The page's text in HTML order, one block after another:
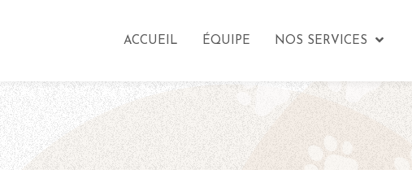
ACCUEIL ÉQUIPE NOS SERVICES